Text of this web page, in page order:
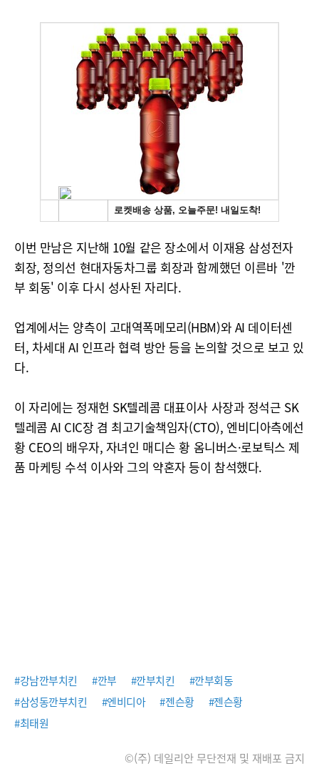
이번 만남은 지난해 10월 같은 장소에서 이재용 삼성전자
회장, 정의선 현대자동차그룹 회장과 함께했던 이른바 '깐
부 회동' 이후 다시 성사된 자리다.
업계에서는 양측이 고대역폭메모리(HBM)와 AI 데이터센
터, 차세대 AI 인프라 협력 방안 등을 논의할 것으로 보고 있
다.
이 자리에는 정재헌 SK텔레콤 대표이사 사장과 정석근 SK
텔레콤 AI CIC장 겸 최고기술책임자(CTO), 엔비디아측에선
황 CEO의 배우자, 자녀인 매디슨 황 옴니버스·로보틱스 제
품 마케팅 수석 이사와 그의 약혼자 등이 참석했다.
#강남깐부치킨 #깐부 #깐부치킨
#깐부회동
#삼성동깐부치킨
#엔비디아 #젠슨황
#젠슨황
#최태원
©(주) 데일리안 무단전재 및 재배포 금지